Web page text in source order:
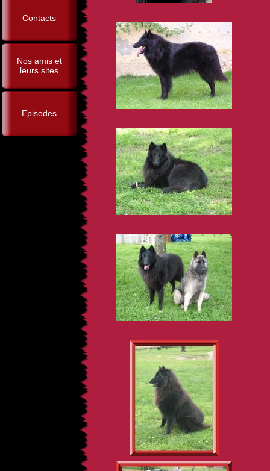
Contacts
Nos amis et
leurs sites
Episodes